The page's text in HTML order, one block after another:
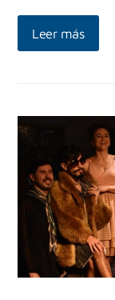
Leer más